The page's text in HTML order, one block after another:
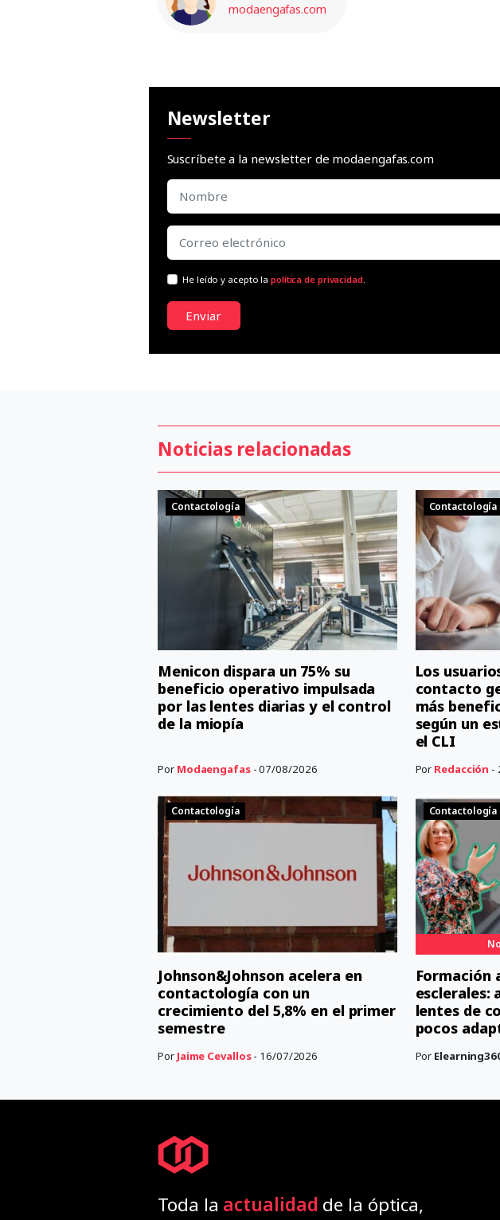
modaengafas.com
Newsletter
Suscríbete a la newsletter de modaengafas.com
He leído y acepto lapolítica de privacidad.
Enviar
Noticias relacionadas
Contactología
Menicon dispara un 75% su
beneficio operativo impulsada
por las lentes diarias y el control
de la miopía
Por Modaengafas- 07/08/2026
Contactología
Los
contacto
más
según un
el CLI
Por Redacción -
Contactología
Johnson&Johnson acelera en
contactología con un
crecimiento del 5,8% en el primer
semestre
Por Jaime Cevallos- 16/07/2026
Contactología
Formación
esclerales:
lentes de
pocos
Por
Toda la actualidad de la óptica,